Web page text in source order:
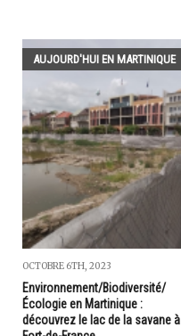
AUJOURD'HUI EN MARTINIQUE
OCTOBRE 6TH, 2023
Environnement/Biodiversité/
Écologie en Martinique :
découvrez le lac de la savane à